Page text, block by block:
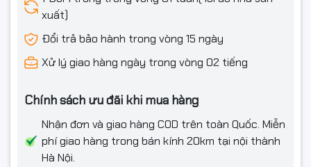
xuất)
Đổi trả bảo hành trong vòng 15 ngày
Xử lý giao hàng ngày trong vòng 02 tiếng
Chính sách ưu đãi khi mua hàng
Nhận đơn và giao hàng COD trên toàn Quốc. Miễn
phí giao hàng trong bán kính 20km tại nội thành
Hà Nội.
Độ sáng: 250cd/m2
Loa tích hợp: Có
Màu sắc: Bạc
Màn hình Dell S2425Hđược bảo hành 3 năm từ nhà sản xuất,
đảm bảo sự an tâm và tin tưởng của khách hàng vào chất
lượng sản phẩm. Trong thời gian bảo hành, bạn sẽ được hỗ
trợ kỹ thuật và sửa chữa miễn phí nếu sản phẩm gặp bất kỳ